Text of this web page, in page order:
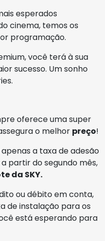
esperados
cinema, temos os
programação.
você terá à sua
sucesso. Um sonho
oferece uma super
o melhor preço!
a taxa de adesão
partir do segundo mês,
da SKY.
ou débito em conta,
de instalação para os
está esperando para